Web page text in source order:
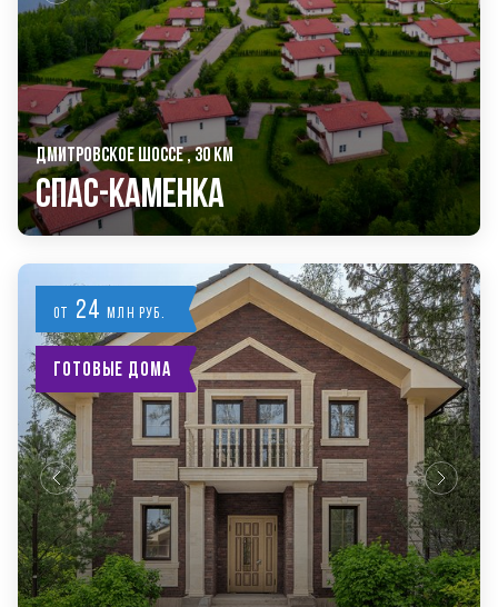
ДМИТРОВСКОЕ ШОССЕ , 30 КМ
Спас-Каменка
от 24млн руб.
Готовые дома